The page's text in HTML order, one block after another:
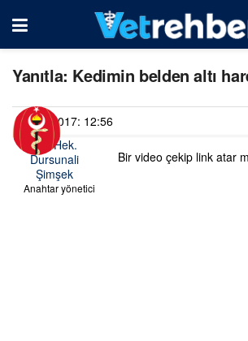
Yanıtla: Kedimin belden altı
28/06/2017: 12:56
Vet. Hek.
Dursunali
Şimşek
Anahtar yönetici
Bir video çekip link atar